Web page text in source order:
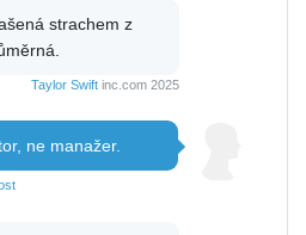
strachem z
Taylor Swift inc.com 2025
ne manažer.